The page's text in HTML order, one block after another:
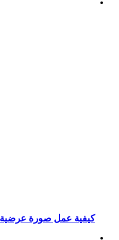
كيفية عمل صورة عرضية